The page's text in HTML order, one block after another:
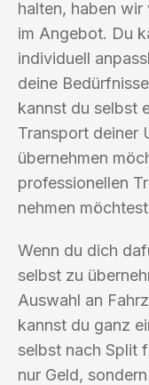
halten, haben
im Angebot. Du
individuell
deine
kannst du selbst
Transport deiner
übernehmen
professionellen
nehmen
Wenn du dich
selbst zu
Auswahl an
kannst du ganz
selbst nach Split
nur Geld,